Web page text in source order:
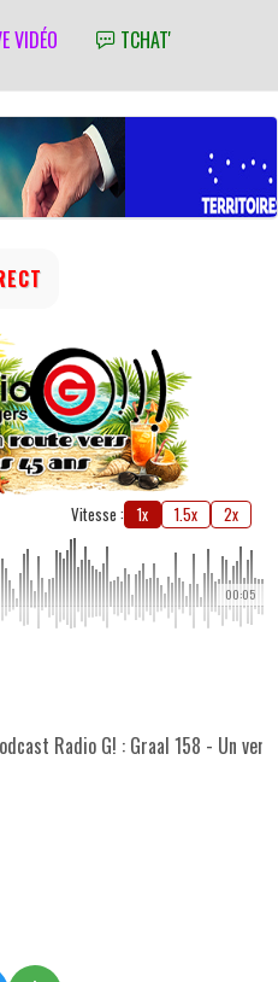
VIDÉO TCHAT'
Vitesse : 1x 1.5x 2x
00:05
Radio G! : Graal 158 - Un